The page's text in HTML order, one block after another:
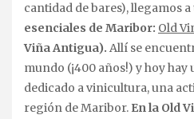
cantidad de bares), llegamos
esenciales de Maribor: Old
Viña Antigua). Allí se
mundo (¡400 años!) y hoy hay
dedicado a vinicultura, una
región de Maribor. En la Old